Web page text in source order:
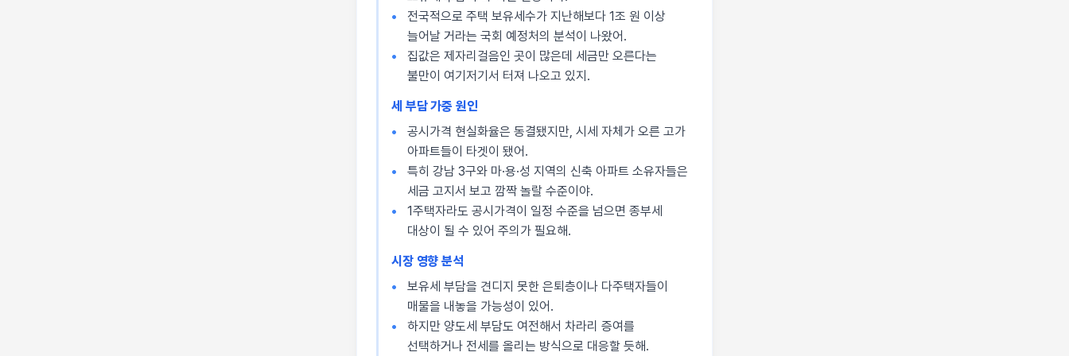
전국적으로 주택 보유세수가 지난해보다 1조 원 이상
늘어날 거라는 국회 예정처의 분석이 나왔어.
집값은 제자리걸음인 곳이 많은데 세금만 오른다는
불만이 여기저기서 터져 나오고 있지.
세 부담 가중 원인
공시가격 현실화율은 동결됐지만, 시세 자체가 오른 고가
아파트들이 타겟이 됐어.
특히 강남 3구와 마·용·성 지역의 신축 아파트 소유자들은
세금 고지서 보고 깜짝 놀랄 수준이야.
1주택자라도 공시가격이 일정 수준을 넘으면 종부세
대상이 될 수 있어 주의가 필요해.
시장 영향 분석
보유세 부담을 견디지 못한 은퇴층이나 다주택자들이
매물을 내놓을 가능성이 있어.
하지만 양도세 부담도 여전해서 차라리 증여를
선택하거나 전세를 올리는 방식으로 대응할 듯해.